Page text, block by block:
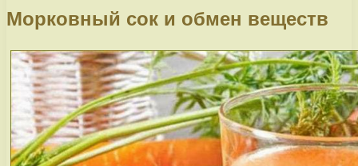
Морковный сок и обмен веществ